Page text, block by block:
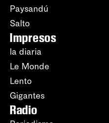
Paysandú
Salto
Impresos
la diaria
Le Monde
Lento
Gigantes
Radio